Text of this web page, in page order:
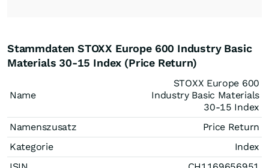
Stammdaten STOXX Europe 600 Industry Basic
Materials 30-15 Index (Price Return)
Name
STOXX Europe 600
Industry Basic Materials
30-15 Index
Namenszusatz
Price Return
Kategorie
Index